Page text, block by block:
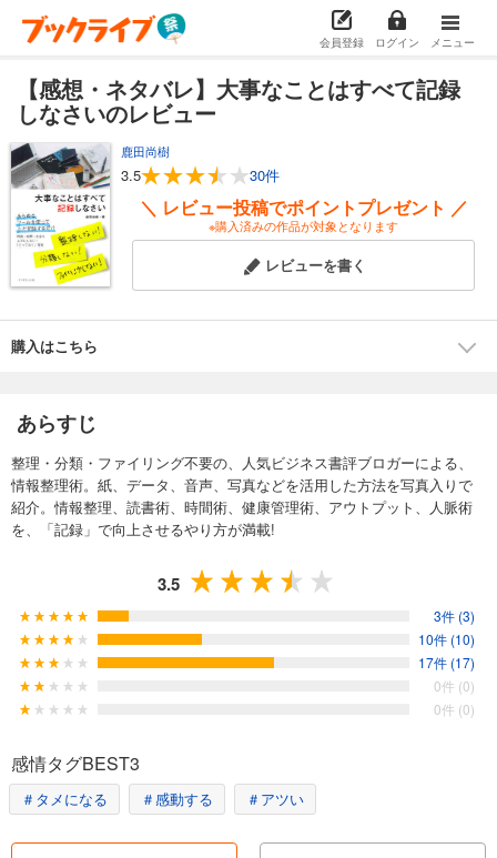
会員登録 ログイン メニュー
【感想・ネタバレ】大事なことはすべて記録
しなさいのレビュー
鹿田尚樹
3.5 30件
＼ レビュー投稿でポイントプレゼント ／
※購入済みの作品が対象となります
レビューを書く
購入はこちら
あらすじ
整理・分類・ファイリング不要の、人気ビジネス書評ブロガーによる、
情報整理術。紙、データ、音声、写真などを活用した方法を写真入りで
紹介。情報整理、読書術、時間術、健康管理術、アウトプット、人脈術
を、「記録」で向上させるやり方が満載!
3.5
3件 (3)
10件 (10)
17件 (17)
0件 (0)
0件 (0)
感情タグBEST3
＃タメになる ＃感動する ＃アツい